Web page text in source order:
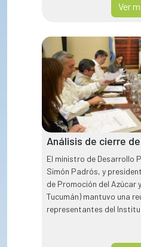
Ver
Análisis de cierre
El ministro de Desarrollo
Simón Padrós, y
de Promoción del Azúcar
Tucumán) mantuvo una
representantes del